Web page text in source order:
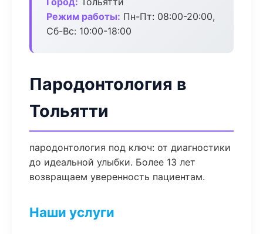
Режим работы: Пн-Пт: 08:00-20:00,
Сб-Вс: 10:00-18:00
Пародонтология в
Тольятти
пародонтология под ключ: от диагностики
до идеальной улыбки. Более 13 лет
возвращаем уверенность пациентам.
Наши услуги